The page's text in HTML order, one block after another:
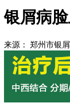
银屑病
来源： 郑州市银